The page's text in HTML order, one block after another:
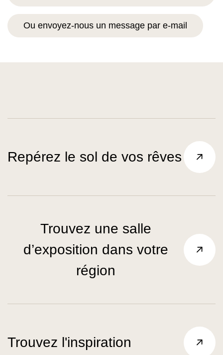
Ou envoyez-nous un message par e-mail
Repérez le sol de vos rêves
Trouvez une salle
d’exposition dans votre
région
Trouvez l'inspiration